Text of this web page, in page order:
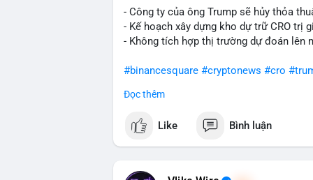
#12dot1btc #786kusd #dichuyenvinuong
- Công ty của ông Trump sẽ hủy thỏa
- Kế hoạch xây dựng kho dự trữ CRO trị
- Không tích hợp thị trường dự đoán lên
#binancesquare #cryptonews #cro
$cro
#vlikevn #titanbot
Đọc thêm
Like Bình luận